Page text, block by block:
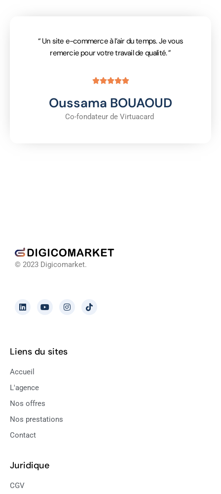
“ Un site e-commerce à l’air du temps. Je vous
remercie pour votre travail de qualité. ”

Oussama BOUAOUD
Co-fondateur de Virtuacard
© 2023 Digicomarket.
Liens du sites
Accueil
L'agence
Nos offres
Nos prestations
Contact
Juridique
CGV